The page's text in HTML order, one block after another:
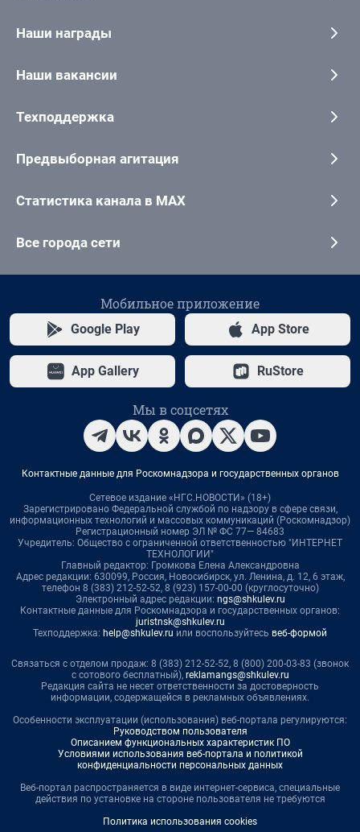
Наши награды
Наши вакансии
Техподдержка
Предвыборная агитация
Статистика канала в MAX
Все города сети
Мобильное приложение
Google Play App Store
App Gallery RuStore
Мы в соцсетях
Контактные данные для Роскомнадзора и государственных органов
Сетевое издание «НГС.НОВОСТИ» (18+)
Зарегистрировано Федеральной службой по надзору в сфере связи,
информационных технологий и массовых коммуникаций (Роскомнадзор)
Регистрационный номер ЭЛ № ФС 77— 84683
Учредитель: Общество с ограниченной ответственностью "ИНТЕРНЕТ
ТЕХНОЛОГИИ"
Главный редактор: Громкова Елена Александровна
Адрес редакции: 630099, Россия, Новосибирск, ул. Ленина, д. 12, 6 этаж,
телефон 8 (383) 212-52-52, 8 (923) 157-00-00 (круглосуточно)
Электронный адрес редакции: ngs@shkulev.ru
Контактные данные для Роскомнадзора и государственных органов:
juristnsk@shkulev.ru
Техподдержка: help@shkulev.ru или воспользуйтесь веб-формой
Связаться с отделом продаж: 8 (383) 212-52-52, 8 (800) 200-03-83 (звонок
с сотового бесплатный), reklamangs@shkulev.ru
Редакция сайта не несет ответственности за достоверность
информации, содержащейся в рекламных объявлениях.
Особенности эксплуатации (использования) веб-портала регулируются:
Руководством пользователя
Описанием функциональных характеристик ПО
Условиями использования веб-портала и политикой
конфиденциальности персональных данных
Веб-портал распространяется в виде интернет-сервиса, специальные
действия по установке на стороне пользователя не требуются
Политика использования cookies